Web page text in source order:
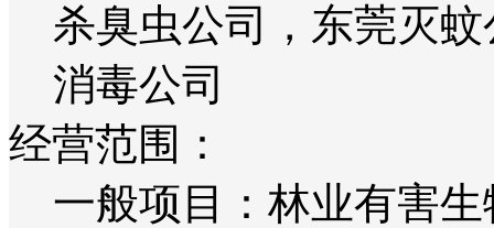
杀臭虫公司，东莞灭
消毒公司
经营范围：
一般项目：林业有害